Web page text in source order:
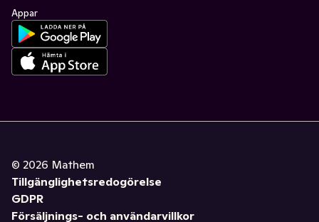
Appar
© 2026 Mathem
Tillgänglighetsredogörelse
GDPR
Försäljnings- och användarvillkor